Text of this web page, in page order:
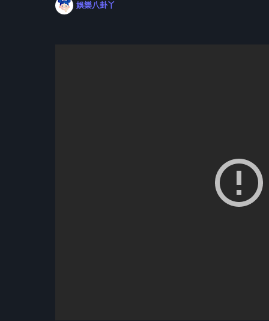
娛樂八卦丫